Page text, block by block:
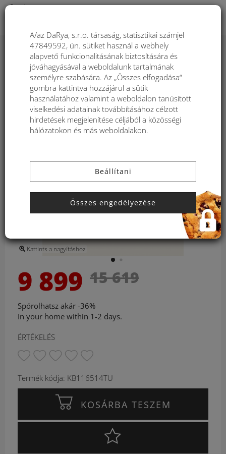
Kbas uterák-šatka na pláž 2v1
kombinácia bavlna a froté
tyrkysové 116514TU
Kattints a nagyításhoz
9 899 15 619
Spórolhatsz akár -36%
In your home within 1-2 days.
ÉRTÉKELÉS
Termék kódja: KB116514TU
KOSÁRBA TESZEM
A/az DaRya, s.r.o. társaság, statisztikai számjel
47849592, ún. sütiket használ a webhely
alapvető funkcionalitásának biztosítására és
jóváhagyásával a weboldalunk tartalmának
személyre szabására. Az „Összes elfogadása“
gombra kattintva hozzájárul a sütik
használatához valamint a weboldalon tanúsított
viselkedési adatainak továbbításához célzott
hirdetések megjelenítése céljából a közösségi
hálózatokon és más weboldalakon.
Beállítani
Összes engedélyezése